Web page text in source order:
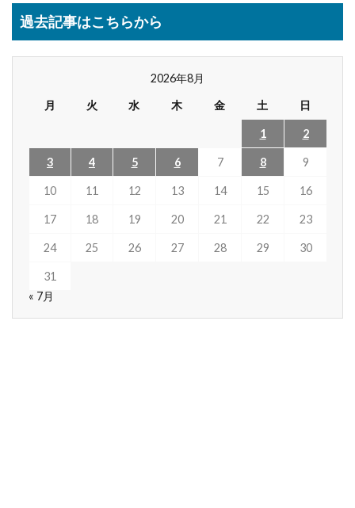
過去記事はこちらから
2026年8月
月
火 水 木 金 土 日
1 2
3 4 5 6 7 8 9
10 11 12 13 14 15 16
17 18 19 20 21 22 23
24 25 26 27 28 29 30
31
« 7月